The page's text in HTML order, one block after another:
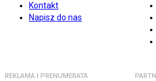
Kontakt
Napisz do nas
REKLAMA I PRENUMERATA